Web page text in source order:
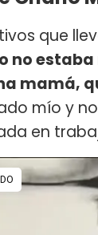
que
no
mamá,
mío y
en